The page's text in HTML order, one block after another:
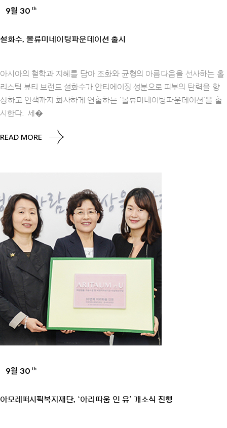
9월 30 th
설화수, 볼류미네이팅파운데이션 출시
아시아의 철학과 지혜를 담아 조화와 균형의 아름다움을 선사하는 홀
리스틱 뷰티 브랜드 설화수가 안티에이징 성분으로 피부의 탄력을 향
상하고 안색까지 화사하게 연출하는 ‘볼류미네이팅파운데이션’을 출
시한다. 세�
READ MORE
9월 30 th
아모레퍼시픽복지재단, ‘아리따움 인 유’ 개소식 진행